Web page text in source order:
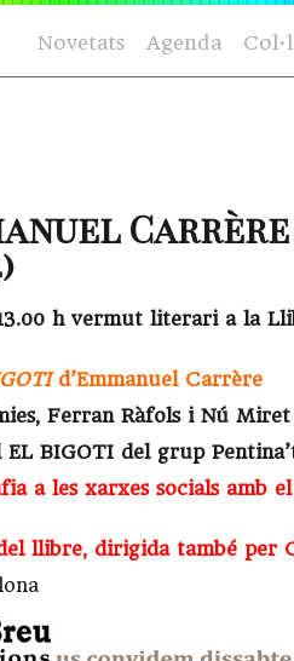
Novetats Agenda
Carrère
h vermut literari a la
d’Emmanuel Carrère
Ferran Ràfols i Nú Miret
EL BIGOTI del grup
a les xarxes socials amb
llibre, dirigida també per